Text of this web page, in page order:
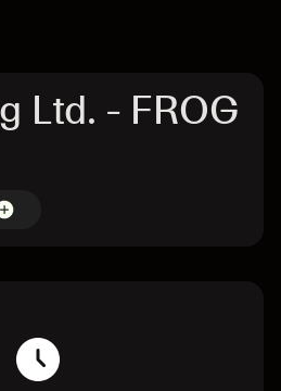
Ltd. - FROG